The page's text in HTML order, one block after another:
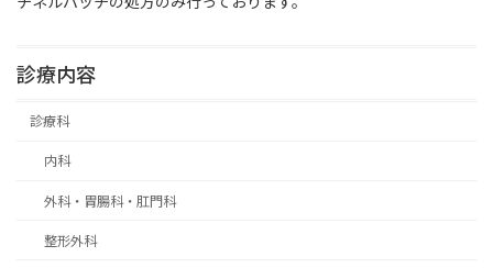
診療内容
診療科
内科
外科・胃腸科・肛門科
整形外科